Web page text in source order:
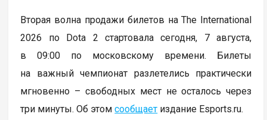
Вторая волна продажи билетов на The International
2026 по Dota 2 стартовала сегодня, 7 августа,
в 09:00 по московскому времени. Билеты
на важный чемпионат разлетелись практически
мгновенно – свободных мест не осталось через
три минуты. Об этомсообщает издание Esports.ru.